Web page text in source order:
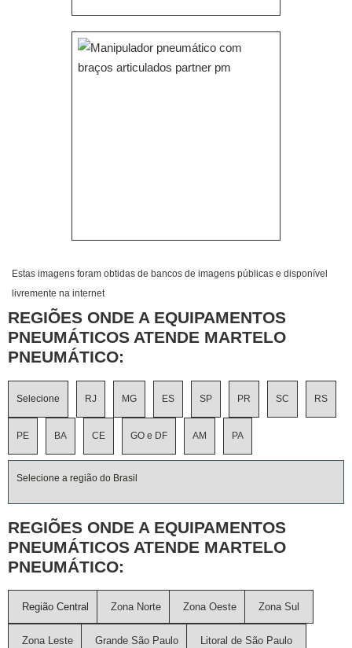
Estas imagens foram obtidas de bancos de imagens públicas e disponível
livremente na internet
REGIÕES ONDE A EQUIPAMENTOS
PNEUMÁTICOS ATENDE MARTELO
PNEUMÁTICO:
Selecione RJ MG ES SP PR SC RS
PE BA CE GO e DF AM PA
Selecione a região do Brasil
REGIÕES ONDE A EQUIPAMENTOS
PNEUMÁTICOS ATENDE MARTELO
PNEUMÁTICO:
Região Central Zona Norte Zona Oeste Zona Sul
Zona Leste Grande São Paulo Litoral de São Paulo